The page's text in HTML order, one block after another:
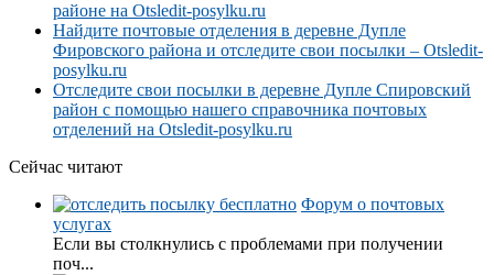
районе на Otsledit-posylku.ru
Найдите почтовые отделения в деревне Дупле
Фировского района и отследите свои посылки – Otsledit-
posylku.ru
Отследите свои посылки в деревне Дупле Спировский
район с помощью нашего справочника почтовых
отделений на Otsledit-posylku.ru
Сейчас читают
Форум о почтовых
услугах
Если вы столкнулись с проблемами при получении
поч...